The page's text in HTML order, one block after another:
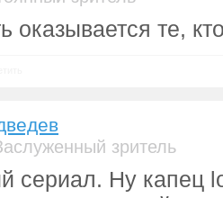
оказывается те,
зритель
сериал. Ну капец